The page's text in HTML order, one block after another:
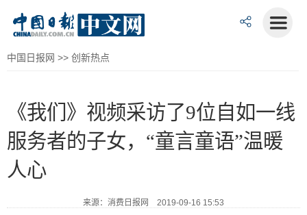
中国日报网 >> 创新热点
《我们》视频采访了9位自如一线
服务者的子女，“童言童语”温暖
人心
来源：消费日报网 2019-09-16 15:53